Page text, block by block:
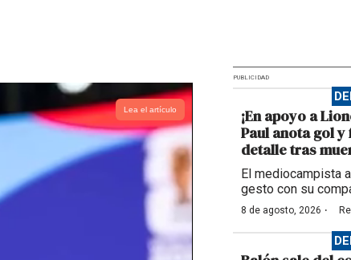
Lea el artículo
PUBLICIDAD
¡En apoyo a
Paul anota gol
detalle tras
El mediocampista
gesto con su
8 de agosto, 2026 ·